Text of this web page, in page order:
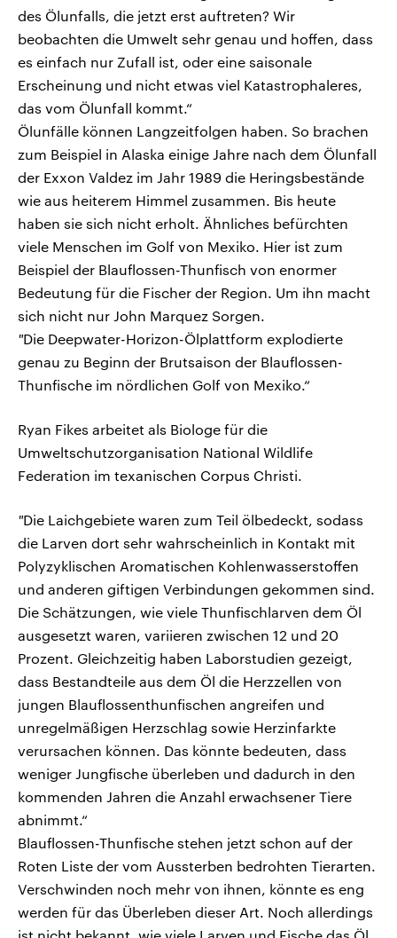
des Ölunfalls, die jetzt erst auftreten? Wir
beobachten die Umwelt sehr genau und hoffen, dass
es einfach nur Zufall ist, oder eine saisonale
Erscheinung und nicht etwas viel Katastrophaleres,
das vom Ölunfall kommt.“
Ölunfälle können Langzeitfolgen haben. So brachen
zum Beispiel in Alaska einige Jahre nach dem Ölunfall
der Exxon Valdez im Jahr 1989 die Heringsbestände
wie aus heiterem Himmel zusammen. Bis heute
haben sie sich nicht erholt. Ähnliches befürchten
viele Menschen im Golf von Mexiko. Hier ist zum
Beispiel der Blauflossen-Thunfisch von enormer
Bedeutung für die Fischer der Region. Um ihn macht
sich nicht nur John Marquez Sorgen.
"Die Deepwater-Horizon-Ölplattform explodierte
genau zu Beginn der Brutsaison der Blauflossen-
Thunfische im nördlichen Golf von Mexiko.“
Ryan Fikes arbeitet als Biologe für die
Umweltschutzorganisation National Wildlife
Federation im texanischen Corpus Christi.
"Die Laichgebiete waren zum Teil ölbedeckt, sodass
die Larven dort sehr wahrscheinlich in Kontakt mit
Polyzyklischen Aromatischen Kohlenwasserstoffen
und anderen giftigen Verbindungen gekommen sind.
Die Schätzungen, wie viele Thunfischlarven dem Öl
ausgesetzt waren, variieren zwischen 12 und 20
Prozent. Gleichzeitig haben Laborstudien gezeigt,
dass Bestandteile aus dem Öl die Herzzellen von
jungen Blauflossenthunfischen angreifen und
unregelmäßigen Herzschlag sowie Herzinfarkte
verursachen können. Das könnte bedeuten, dass
weniger Jungfische überleben und dadurch in den
kommenden Jahren die Anzahl erwachsener Tiere
abnimmt.“
Blauflossen-Thunfische stehen jetzt schon auf der
Roten Liste der vom Aussterben bedrohten Tierarten.
Verschwinden noch mehr von ihnen, könnte es eng
werden für das Überleben dieser Art. Noch allerdings